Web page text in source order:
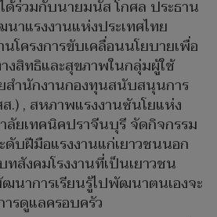
ด้ร่วมกับนายมนัส โกศล ประธาน
าแรงงานแห่งประเทศไทย
โครงการขับเคลื่อนนโยบายเพื่อ
งสิทธิและสุขภาพในกลุ่มผู้ใช้
สำนักงานกองทุนสนับสนุนการ
.) , สหภาพแรงงานซันโยแห่ง
ลัยเทคนิคปราจีนบุรี จัดกิจกรรม
บฝีมือแรงงานแก่เยาวชนนอก
สังคมโรงงานที่เป็นเยาวชน
นาการเรียนรู้ไปพัฒนาตนเองจะ
รดูแลครอบครัว